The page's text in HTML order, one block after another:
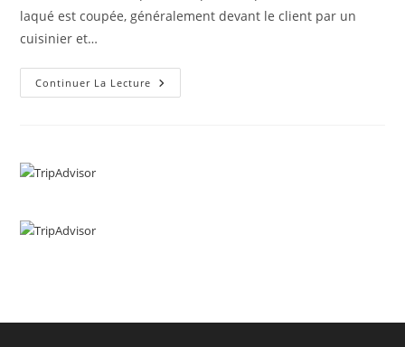
laqué est coupée, généralement devant le client par un
cuisinier et…
Continuer La Lecture